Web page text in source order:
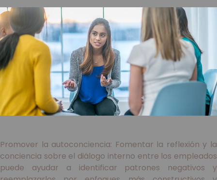
Promover la autoconciencia: Fomentar la reflexión y la
conciencia sobre el diálogo interno entre los empleados
puede ayudar a identificar patrones negativos y